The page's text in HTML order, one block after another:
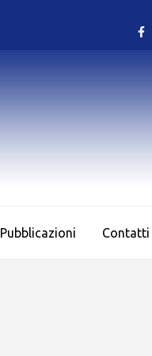
Pubblicazioni Contatti